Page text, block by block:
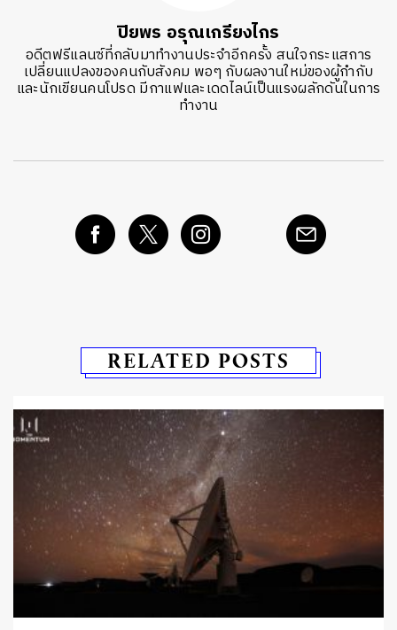
ปิยพร อรุณเกรียงไกร
อดีตฟรีแลนซ์ที่กลับมาทำงานประจำอีกครั้ง สนใจกระแสการ
เปลี่ยนแปลงของคนกับสังคม พอๆ กับผลงานใหม่ของผู้กำกับ
และนักเขียนคนโปรด มีกาแฟและเดดไลน์เป็นแรงผลักดันในการ
ทำงาน
RELATED POSTS